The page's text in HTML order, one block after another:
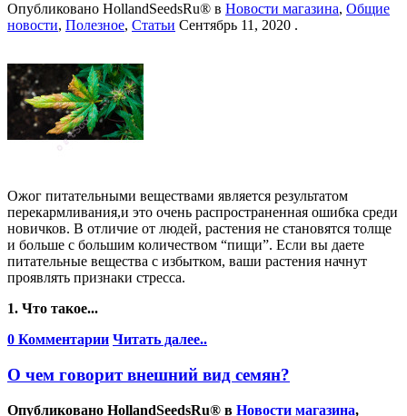
Опубликовано HollandSeedsRu® в Новости магазина, Общие
новости, Полезное, Статьи Сентябрь 11, 2020 .
Ожог питательными веществами является результатом
перекармливания,и это очень распространенная ошибка среди
новичков. В отличие от людей, растения не становятся толще
и больше с большим количеством “пищи”. Если вы даете
питательные вещества с избытком, ваши растения начнут
проявлять признаки стресса.
1. Что такое...
0 Комментарии Читать далее..
О чем говорит внешний вид семян?
Опубликовано HollandSeedsRu® в Новости магазина,